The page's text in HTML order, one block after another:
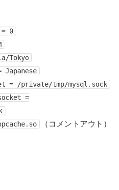
= 0
Tokyo
Japanese
= /private/tmp/mysql.sock
=
（コメントアウト）